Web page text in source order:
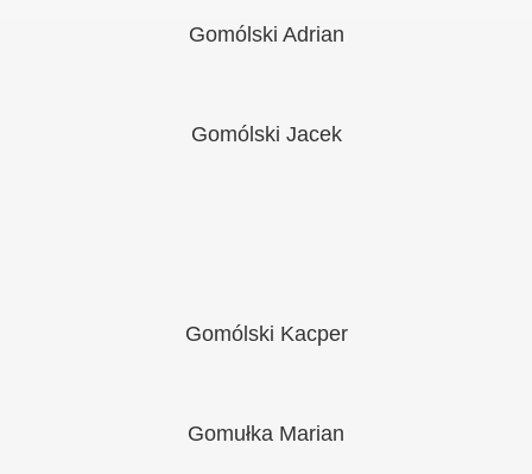
Gomólski Adrian
Gomólski Jacek
Gomólski Kacper
Gomułka Marian